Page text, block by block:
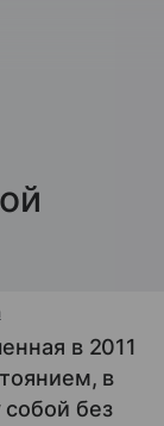
в 2011
в
без